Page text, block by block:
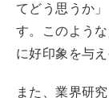
てどう思うか
す。このよう
に好印象を与
また、業界研